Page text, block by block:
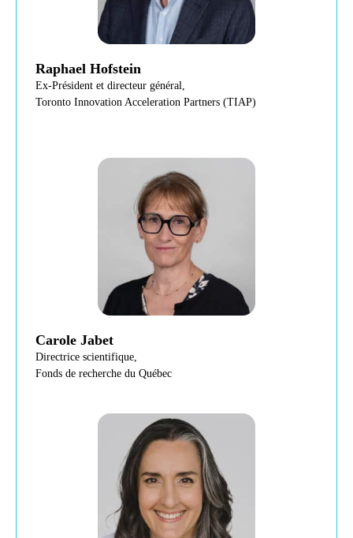
Raphael Hofstein
Ex-Président et directeur général,
Toronto Innovation Acceleration Partners (TIAP)
Carole Jabet
Directrice scientifique,
Fonds de recherche du Québec